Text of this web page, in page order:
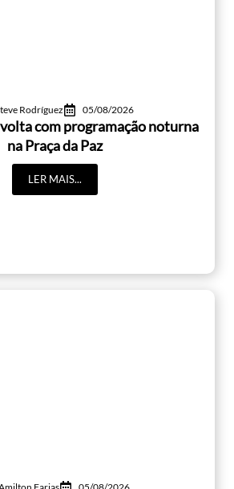
Rodríguez 05/08/2026
com programação noturna
na Praça da Paz
LER MAIS...